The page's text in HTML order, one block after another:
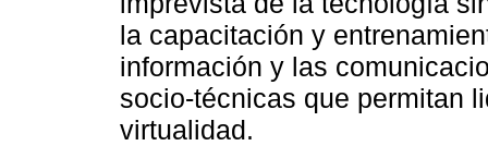
la capacitación y
información y las
socio-técnicas que permitan
virtualidad.